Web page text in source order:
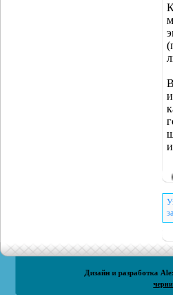
Дизайн и разработка